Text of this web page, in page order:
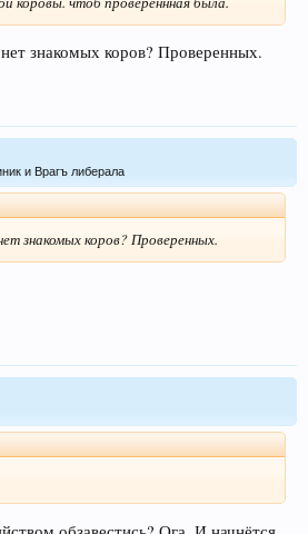
знакомых коров? Проверенных.
и Врагъ либерала
знакомых коров? Проверенных.